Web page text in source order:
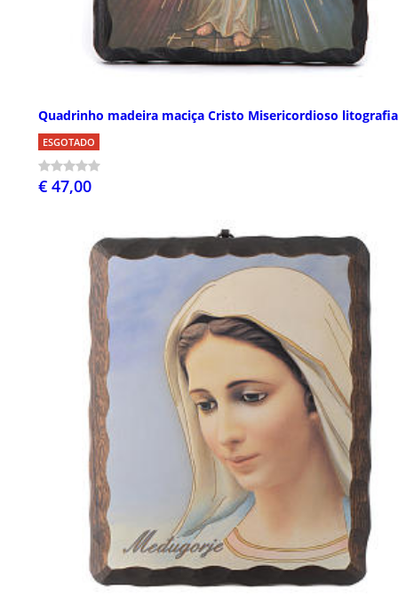
Quadrinho madeira maciça Cristo Misericordioso litografia
ESGOTADO
€ 47,00